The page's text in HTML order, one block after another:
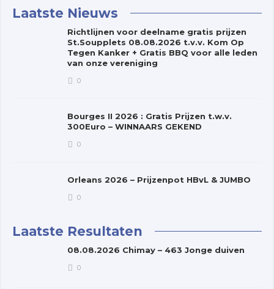
Laatste Nieuws
Richtlijnen voor deelname gratis prijzen
St.Soupplets 08.08.2026 t.v.v. Kom Op
Tegen Kanker + Gratis BBQ voor alle leden
van onze vereniging
0
Bourges II 2026 : Gratis Prijzen t.w.v.
300Euro – WINNAARS GEKEND
0
Orleans 2026 – Prijzenpot HBvL & JUMBO
0
Laatste Resultaten
08.08.2026 Chimay – 463 Jonge duiven
0